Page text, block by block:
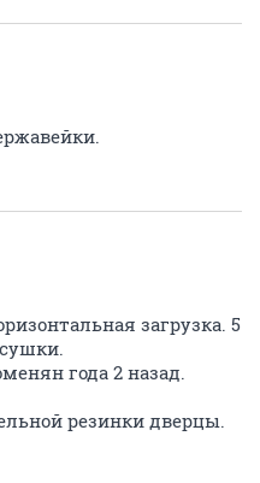
загрузка. 5
года 2 назад.
резинки дверцы.